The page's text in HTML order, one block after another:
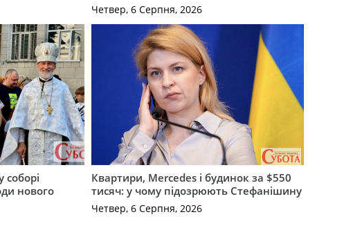
Четвер, 6 Серпня, 2026
нового
Квартири, Mercedes і будинок за $550
тисяч: у чому підозрюють Стефанішину
Четвер, 6 Серпня, 2026